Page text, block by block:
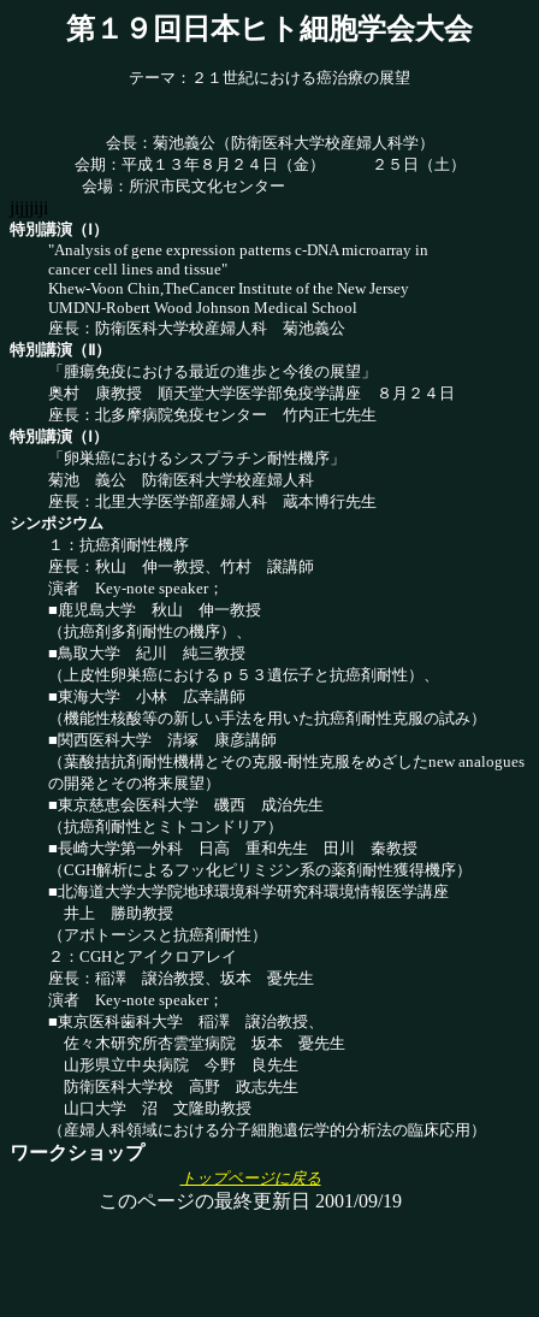
第１９回日本ヒト細胞学会大会
テーマ：２１世紀における癌治療の展望
会長：菊池義公（防衛医科大学校産婦人科学）
会期：平成１３年８月２４日（金） ２５日（土）
会場：所沢市民文化センター
jijjjiji
特別講演（Ⅰ）
"Analysis of gene expression patterns c-DNA microarray in
cancer cell lines and tissue"
Khew-Voon Chin,TheCancer Institute of the New Jersey
UMDNJ-Robert Wood Johnson Medical School
座長：防衛医科大学校産婦人科 菊池義公
特別講演（Ⅱ）
「腫瘍免疫における最近の進歩と今後の展望」
奥村 康教授 順天堂大学医学部免疫学講座 ８月２４日
座長：北多摩病院免疫センター 竹内正七先生
特別講演（Ⅰ）
「卵巣癌におけるシスプラチン耐性機序」
菊池 義公 防衛医科大学校産婦人科
座長：北里大学医学部産婦人科 蔵本博行先生
シンポジウム
１：抗癌剤耐性機序
座長：秋山 伸一教授、竹村 譲講師
演者 Key-note speaker；
■鹿児島大学 秋山 伸一教授
（抗癌剤多剤耐性の機序）、
■鳥取大学 紀川 純三教授
（上皮性卵巣癌におけるｐ５３遺伝子と抗癌剤耐性）、
■東海大学 小林 広幸講師
（機能性核酸等の新しい手法を用いた抗癌剤耐性克服の試み）
■関西医科大学 清塚 康彦講師
（葉酸拮抗剤耐性機構とその克服-耐性克服をめざしたnew analogues
の開発とその将来展望）
■東京慈恵会医科大学 磯西 成治先生
（抗癌剤耐性とミトコンドリア）
■長崎大学第一外科 日高 重和先生 田川 秦教授
（CGH解析によるフッ化ピリミジン系の薬剤耐性獲得機序）
■北海道大学大学院地球環境科学研究科環境情報医学講座
井上 勝助教授
（アポトーシスと抗癌剤耐性）
２：CGHとアイクロアレイ
座長：稲澤 譲治教授、坂本 憂先生
演者 Key-note speaker；
■東京医科歯科大学 稲澤 譲治教授、
佐々木研究所杏雲堂病院 坂本 憂先生
山形県立中央病院 今野 良先生
防衛医科大学校 高野 政志先生
山口大学 沼 文隆助教授
（産婦人科領域における分子細胞遺伝学的分析法の臨床応用）
ワークショップ
トップページに戻る
このページの最終更新日 2001/09/19